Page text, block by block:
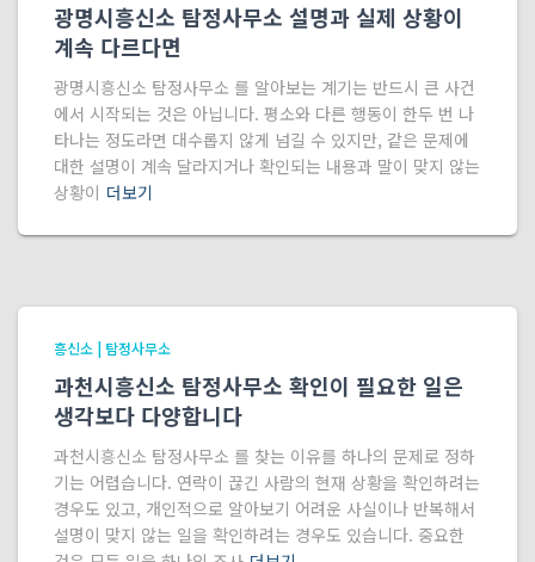
광명시흥신소 탐정사무소 설명과 실제 상황이
계속 다르다면
광명시흥신소 탐정사무소 를 알아보는 계기는 반드시 큰 사건
에서 시작되는 것은 아닙니다. 평소와 다른 행동이 한두 번 나
타나는 정도라면 대수롭지 않게 넘길 수 있지만, 같은 문제에
대한 설명이 계속 달라지거나 확인되는 내용과 말이 맞지 않는
상황이 더보기
흥신소 | 탐정사무소
과천시흥신소 탐정사무소 확인이 필요한 일은
생각보다 다양합니다
과천시흥신소 탐정사무소 를 찾는 이유를 하나의 문제로 정하
기는 어렵습니다. 연락이 끊긴 사람의 현재 상황을 확인하려는
경우도 있고, 개인적으로 알아보기 어려운 사실이나 반복해서
설명이 맞지 않는 일을 확인하려는 경우도 있습니다. 중요한